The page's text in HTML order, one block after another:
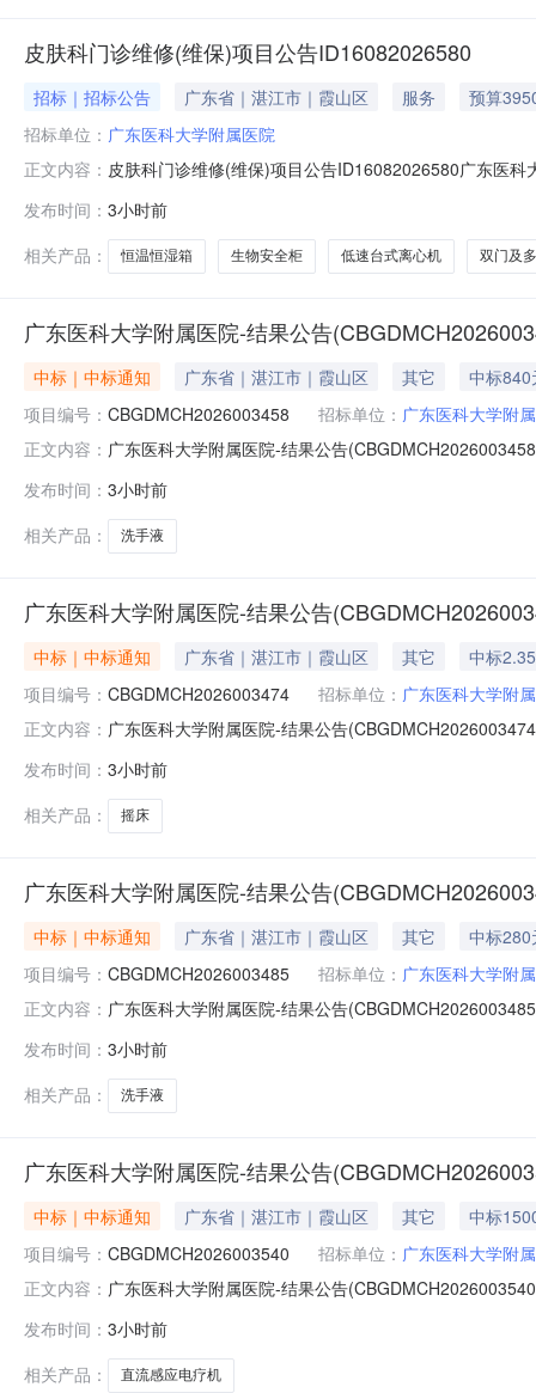
皮肤科门诊维修(维保)项目公告ID16082026580
招标｜招标公告 广东省｜湛江市｜霞山区 服务
预算
招标单位： 广东医科大学附属医院
正文内容： 皮肤科门诊维修(维保)项目公告ID16082026580广东医
号1250250根据计量管理办法，非强检计量器具到期需
发布时间： 3小时前
相关产品：
恒温恒湿箱 生物安全柜 低速台式离心机 双门及
广东医科大学附属医院-结果公告
中标｜中标通知 广东省｜湛江市｜霞山区 其它
中标840
项目编号： CBGDMCH2026003458 招标单位： 广东医科大学附
正文内容： 广东医科大学附属医院-结果公告
验收合格后付款备注说明：报价即默认同意以下条款及
发布时间： 3小时前
相关产品：
洗手液
广东医科大学附属医院-结果公告
中标｜中标通知 广东省｜湛江市｜霞山区 其它
中标
项目编号： CBGDMCH2026003474 招标单位： 广东医科大学附
正文内容： 广东医科大学附属医院-结果公告
验收合格后付款备注说明：报价即默认同意以下条款及
发布时间： 3小时前
相关产品：
摇床
广东医科大学附属医院-结果公告
中标｜中标通知 广东省｜湛江市｜霞山区 其它
中标280
项目编号： CBGDMCH2026003485 招标单位： 广东医科大学附
正文内容： 广东医科大学附属医院-结果公告
验收合格后付款备注说明：报价即默认同意以下条款及
发布时间： 3小时前
相关产品：
洗手液
广东医科大学附属医院-结果公告
中标｜中标通知 广东省｜湛江市｜霞山区 其它
中标
项目编号： CBGDMCH2026003540 招标单位： 广东医科大学附
正文内容： 广东医科大学附属医院-结果公告
式：货到验收合格后付款备注说明：报价即默认同意以
发布时间： 3小时前
相关产品：
直流感应电疗机